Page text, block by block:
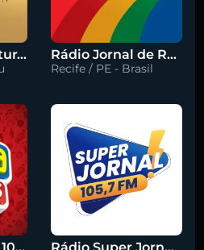
Rádio Nova Cultura 93.1 FM Rádio Jornal de Recife 90.3 FM
Recife / PE - Brasil